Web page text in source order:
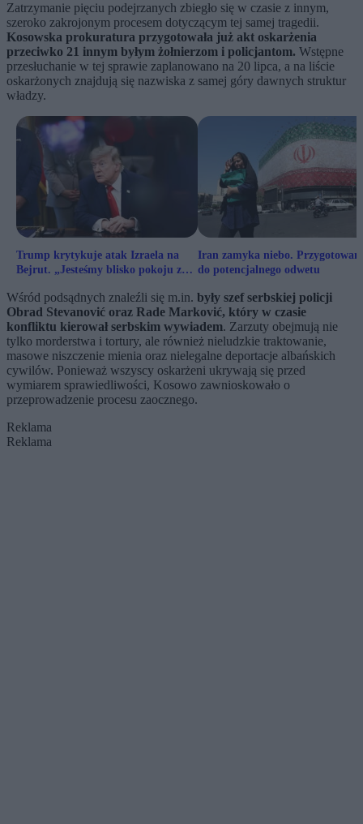
Zatrzymanie pięciu podejrzanych zbiegło się w czasie z innym,
szeroko zakrojonym procesem dotyczącym tej samej tragedii.
Kosowska prokuratura przygotowała już akt oskarżenia
przeciwko 21 innym byłym żołnierzom i policjantom. Wstępne
przesłuchanie w tej sprawie zaplanowano na 20 lipca, a na liście
oskarżonych znajdują się nazwiska z samej góry dawnych struktur
władzy.
Trump krytykuje atak Izraela na
Bejrut. „Jesteśmy blisko pokoju z
Iran zamyka niebo.
do potencjalnego odwetu
Wśród podsądnych znaleźli się m.in. były szef serbskiej policji
Obrad Stevanović oraz Rade Marković, który w czasie
konfliktu kierował serbskim wywiadem. Zarzuty obejmują nie
tylko morderstwa i tortury, ale również nieludzkie traktowanie,
masowe niszczenie mienia oraz nielegalne deportacje albańskich
cywilów. Ponieważ wszyscy oskarżeni ukrywają się przed
wymiarem sprawiedliwości, Kosowo zawnioskowało o
przeprowadzenie procesu zaocznego.
Reklama
Reklama